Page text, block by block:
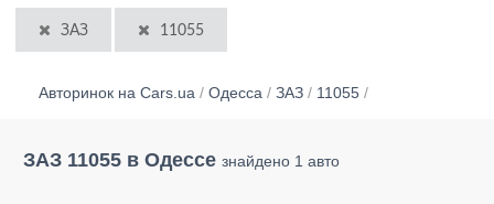
ЗАЗ 11055
Авторинок на Cars.ua / Одесса / ЗАЗ / 11055 /
ЗАЗ 11055 в Одессе знайдено 1 авто